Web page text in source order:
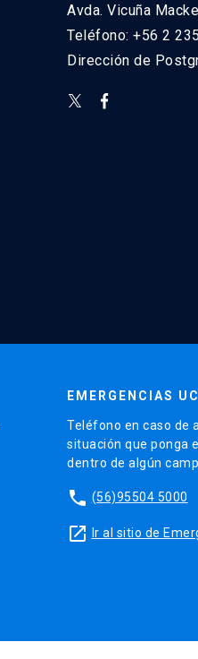
Avda. Vicuña
Teléfono: +56 2
Dirección de
EMERGENCIAS UC
Teléfono en caso de
situación que ponga
dentro de algún
phone (56)95504 5000
launch Ir al sitio de